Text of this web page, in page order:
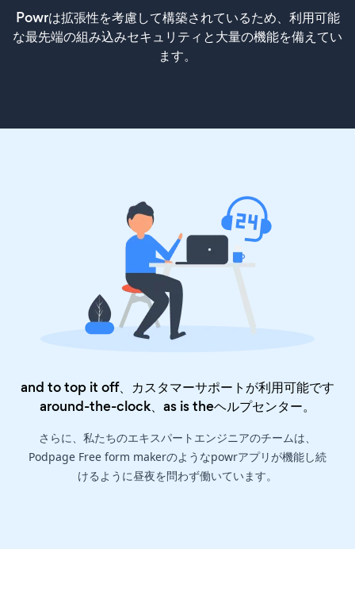
Powrは拡張性を考慮して構築されているため、利用可能
な最先端の組み込みセキュリティと大量の機能を備えてい
ます。
and to top it off、カスタマーサポートが利用可能です
around-the-clock、as is theヘルプセンター。
さらに、私たちのエキスパートエンジニアのチームは、
Podpage Free form makerのようなpowrアプリが機能し続
けるように昼夜を問わず働いています。